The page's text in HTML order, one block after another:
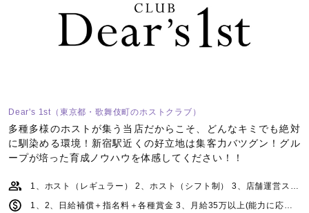
Dear's 1st（東京都・歌舞伎町のホストクラブ）
多種多様のホストが集う当店だからこそ、どんなキミでも絶対
に馴染める環境！新宿駅近くの好立地は集客力バツグン！グル
ープが培った育成ノウハウを体感してください！！
1、ホスト（レギュラー） 2、ホスト（シフト制） 3、店舗運営スタッフ
1、2、日給補償＋指名料＋各種賞金 3、月給35万以上(能力に応じて昇給、昇格あり)